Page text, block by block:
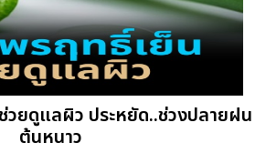
วยดูแลผิว ประหยัด..ช่วงปลายฝน
ต้นหนาว